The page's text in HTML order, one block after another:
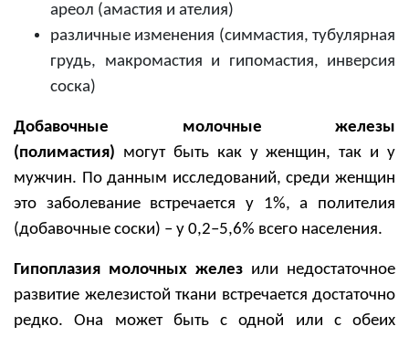
ареол (амастия и ателия)
различные изменения (симмастия, тубулярная
грудь, макромастия и гипомастия, инверсия
соска)
Добавочные молочные железы
(полимастия) могут быть как у женщин, так и у
мужчин. По данным исследований, среди женщин
это заболевание встречается у 1%, а полителия
(добавочные соски) – у 0,2–5,6% всего населения.
Гипоплазия молочных желез или недостаточное
развитие железистой ткани встречается достаточно
редко. Она может быть с одной или с обеих